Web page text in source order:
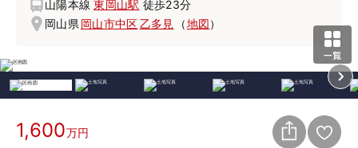
山陽本線東岡山駅 徒歩23分
岡山県 岡山市中区乙多見 （地図）
1,600万円